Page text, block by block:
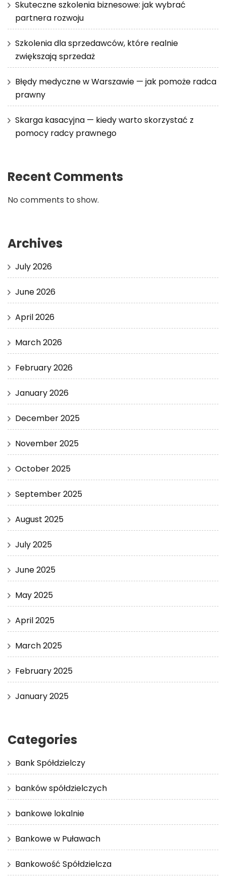
Skuteczne szkolenia biznesowe: jak wybrać
partnera rozwoju
Szkolenia dla sprzedawców, które realnie
zwiększają sprzedaż
Błędy medyczne w Warszawie — jak pomoże radca
prawny
Skarga kasacyjna — kiedy warto skorzystać z
pomocy radcy prawnego
Recent Comments
No comments to show.
Archives
July 2026
June 2026
April 2026
March 2026
February 2026
January 2026
December 2025
November 2025
October 2025
September 2025
August 2025
July 2025
June 2025
May 2025
April 2025
March 2025
February 2025
January 2025
Categories
Bank Spółdzielczy
banków spółdzielczych
bankowe lokalnie
Bankowe w Puławach
Bankowość Spółdzielcza